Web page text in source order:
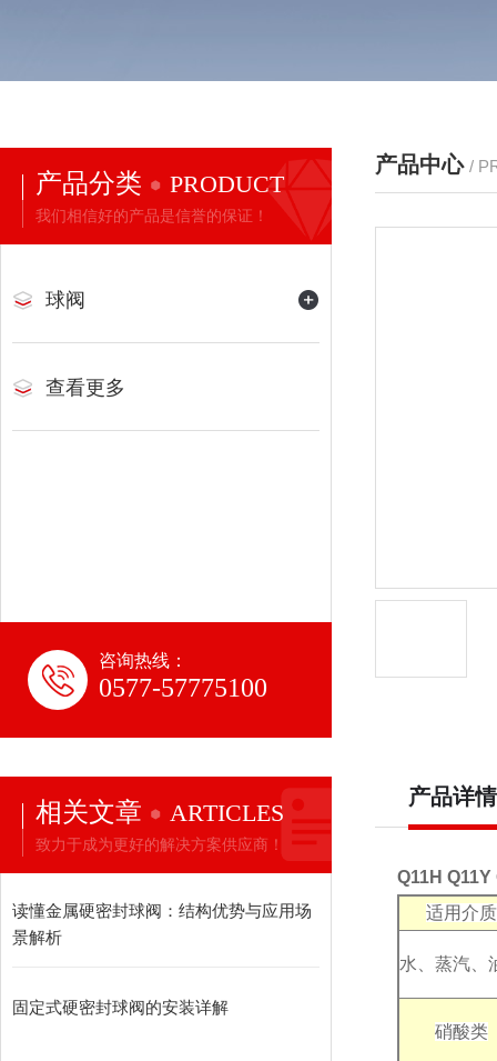
产品分类 PRODUCT
我们相信好的产品是信誉的保证！
球阀
查看更多
咨询热线：
0577-57775100
相关文章 ARTICLES
致力于成为更好的解决方案供应商！
读懂金属硬密封球阀：结构优势与应用场
景解析
固定式硬密封球阀的安装详解
产品中心 /
产品详情
Q11H
适用介质
水、蒸汽、
硝酸类